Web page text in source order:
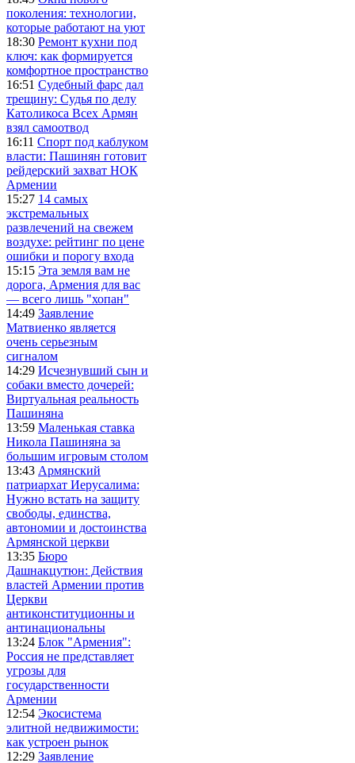
поколения: технологии,
которые работают на уют
18:30 Ремонт кухни под
ключ: как формируется
комфортное пространство
16:51 Судебный фарс дал
трещину: Судья по делу
Католикоса Всех Армян
взял самоотвод
16:11 Спорт под каблуком
власти: Пашинян готовит
рейдерский захват НОК
Армении
15:27 14 самых
экстремальных
развлечений на свежем
воздухе: рейтинг по цене
ошибки и порогу входа
15:15 Эта земля вам не
дорога, Армения для вас
— всего лишь "хопан"
14:49 Заявление
Матвиенко является
очень серьезным
сигналом
14:29 Исчезнувший сын и
собаки вместо дочерей:
Виртуальная реальность
Пашиняна
13:59 Маленькая ставка
Никола Пашиняна за
большим игровым столом
13:43 Армянский
патриархат Иерусалима:
Нужно встать на защиту
свободы, единства,
автономии и достоинства
Армянской церкви
13:35 Бюро
Дашнакцутюн: Действия
властей Армении против
Церкви
антиконституционны и
антинациональны
13:24 Блок "Армения":
Россия не представляет
угрозы для
государственности
Армении
12:54 Экосистема
элитной недвижимости:
как устроен рынок
12:29 Заявление